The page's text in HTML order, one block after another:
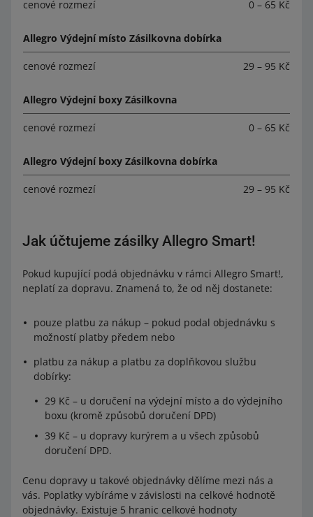
cenové rozmezí 0 – 65 Kč
Allegro Výdejní místo Zásilkovna dobírka
cenové rozmezí 29 – 95 Kč
Allegro Výdejní boxy Zásilkovna
cenové rozmezí 0 – 65 Kč
Allegro Výdejní boxy Zásilkovna dobírka
cenové rozmezí 29 – 95 Kč
Jak účtujeme zásilky Allegro Smart!
Pokud kupující podá objednávku v rámci Allegro Smart!,
neplatí za dopravu. Znamená to, že od něj dostanete:
pouze platbu za nákup – pokud podal objednávku s
možností platby předem nebo
platbu za nákup a platbu za doplňkovou službu
dobírky:
29 Kč – u doručení na výdejní místo a do výdejního
boxu (kromě způsobů doručení DPD)
39 Kč – u dopravy kurýrem a u všech způsobů
doručení DPD.
Cenu dopravy u takové objednávky dělíme mezi nás a
vás. Poplatky vybíráme v závislosti na celkové hodnotě
objednávky. Existuje 5 hranic celkové hodnoty